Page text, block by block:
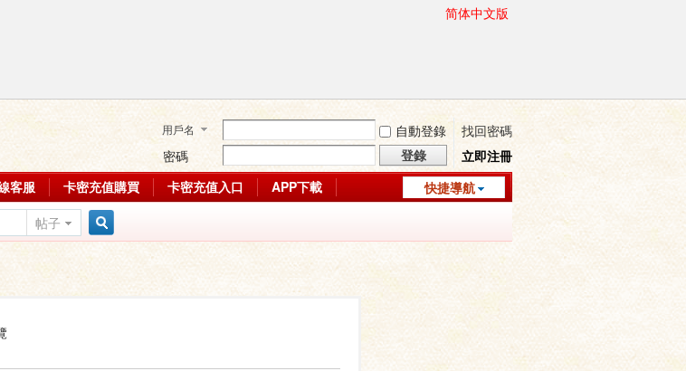
简体中文版
用戶名 自動登錄
找回密碼
密碼
登錄
立即注冊
快捷導航
客服 卡密充值購買 卡密充值入口
APP下載
帖子